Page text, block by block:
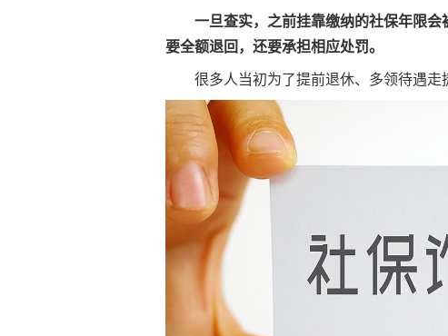
一旦查实，之前挂靠缴纳的社保年限会
要全额退回，还要承担相应处罚。
很多人当初为了提前退休、多领待遇走